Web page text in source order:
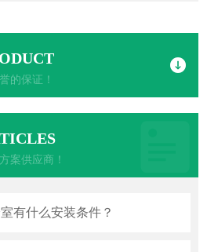
的保证！
案供应商！
有什么安装条件？